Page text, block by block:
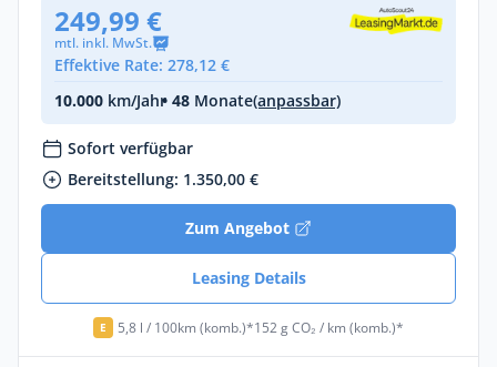
249,99 €
mtl. inkl. MwSt.
Effektive Rate: 278,12 €
10.000 km/Jahr• 48 Monate(anpassbar)
Sofort verfügbar
Bereitstellung: 1.350,00 €
Zum Angebot
Leasing Details
E 5,8 l / 100km (komb.)*152 g CO₂ / km (komb.)*